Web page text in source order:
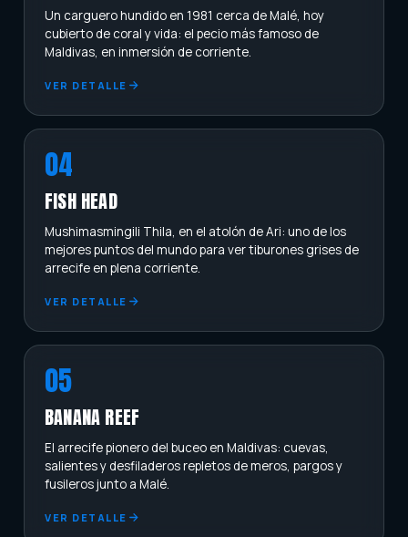
Un carguero hundido en 1981 cerca de Malé, hoy
cubierto de coral y vida: el pecio más famoso de
Maldivas, en inmersión de corriente.
VER DETALLE
04
FISH HEAD
Mushimasmingili Thila, en el atolón de Ari: uno de los
mejores puntos del mundo para ver tiburones grises de
arrecife en plena corriente.
VER DETALLE
05
BANANA REEF
El arrecife pionero del buceo en Maldivas: cuevas,
salientes y desfiladeros repletos de meros, pargos y
fusileros junto a Malé.
VER DETALLE
Completa el formulario o escríbenos porWhatsApp
nuestro equipo te asesorará personalmente para
seleccionados, alojamientos, inmersiones y experiencias
pensadas para que solo tengas que preocuparte de
disfrutar.
Tu próxima aventura submarina empieza aquí.
Nombre
E-Mail
Teléfono
Asunto
Mensaje